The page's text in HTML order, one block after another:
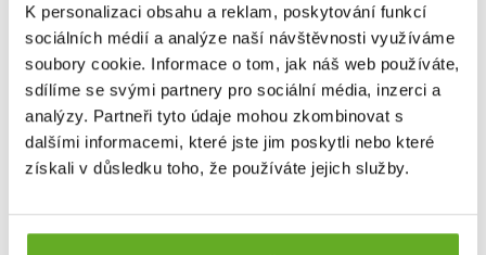
K personalizaci obsahu a reklam, poskytování funkcí
sociálních médií a analýze naší návštěvnosti využíváme
soubory cookie. Informace o tom, jak náš web používáte,
sdílíme se svými partnery pro sociální média, inzerci a
analýzy. Partneři tyto údaje mohou zkombinovat s
dalšími informacemi, které jste jim poskytli nebo které
získali v důsledku toho, že používáte jejich služby.
Pohodlí a styl!
Dieses Produkt wurde noch nicht bewertet.
Um eine Bewertung hinzuzufügen, müssen Sie sich einloggen.